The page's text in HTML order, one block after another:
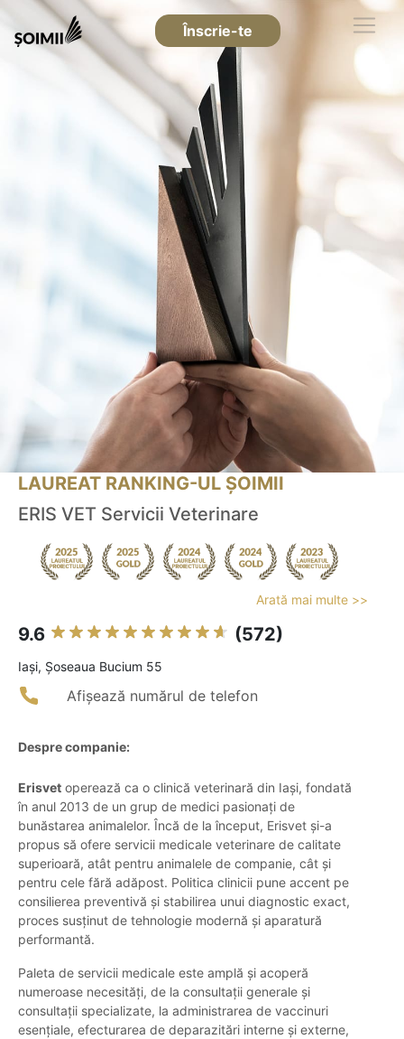
Înscrie-te
LAUREAT RANKING-UL ȘOIMII
ERIS VET Servicii Veterinare
Arată mai multe >>
9.6 (572)
Iaşi, Șoseaua Bucium 55
Afișează numărul de telefon
Despre companie:
Erisvet operează ca o clinică veterinară din Iași, fondată
în anul 2013 de un grup de medici pasionați de
bunăstarea animalelor. Încă de la început, Erisvet și-a
propus să ofere servicii medicale veterinare de calitate
superioară, atât pentru animalele de companie, cât și
pentru cele fără adăpost. Politica clinicii pune accent pe
consilierea preventivă și stabilirea unui diagnostic exact,
proces susținut de tehnologie modernă și aparatură
performantă.
Paleta de servicii medicale este amplă și acoperă
numeroase necesități, de la consultații generale și
consultații specializate, la administrarea de vaccinuri
esențiale, efecturarea de deparazitări interne și externe,